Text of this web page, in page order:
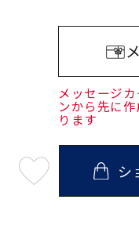
メッセージ
ンから先に
ります
08
シ